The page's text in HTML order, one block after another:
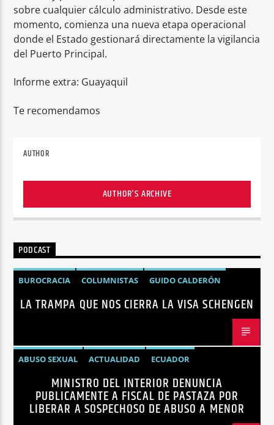
sobre cualquier cálculo administrativo. Desde este
momento, comienza una nueva etapa operacional
donde el Estado gestionará directamente la vigilancia
del Puerto Principal.
Informe extra: Guayaquil
Te recomendamos
AUTHOR
AUTHOR'S ARCHIVE
PODCAST
BUROCRACIA COLUMNISTAS
GUIDO CALDERÓN
LIBRE COMERCIO
NOTICIAS
NOTICIAS ECUADOR
LA TRAMPA QUE NOS CIERRA LA VISA SCHENGEN
ABUSO SEXUAL ACTUALIDAD
ECUADOR
JOHN REIMBERG
MINISTRO DEL INTERIOR
NOTICIAS
SEGURIDAD
MINISTRO DEL INTERIOR DENUNCIA
PUBLICAMENTE A FISCAL DE PASTAZA POR
LIBERAR A SOSPECHOSO DE ABUSO A MENOR